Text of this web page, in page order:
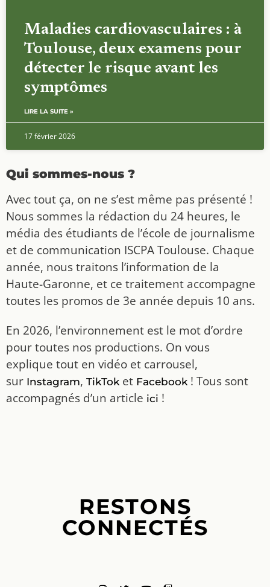
Maladies cardiovasculaires : à
Toulouse, deux examens pour
détecter le risque avant les
symptômes
LIRE LA SUITE »
17 février 2026
Qui sommes-nous ?
Avec tout ça, on ne s’est même pas présenté !
Nous sommes la rédaction du 24 heures, le
média des étudiants de l’école de journalisme
et de communication ISCPA Toulouse. Chaque
année, nous traitons l’information de la
Haute-Garonne, et ce traitement accompagne
toutes les promos de 3e année depuis 10 ans.
En 2026, l’environnement est le mot d’ordre
pour toutes nos productions. On vous
explique tout en vidéo et carrousel,
sur Instagram, TikToket Facebook! Tous sont
accompagnés d’un article ici !
RESTONS
CONNECTÉS